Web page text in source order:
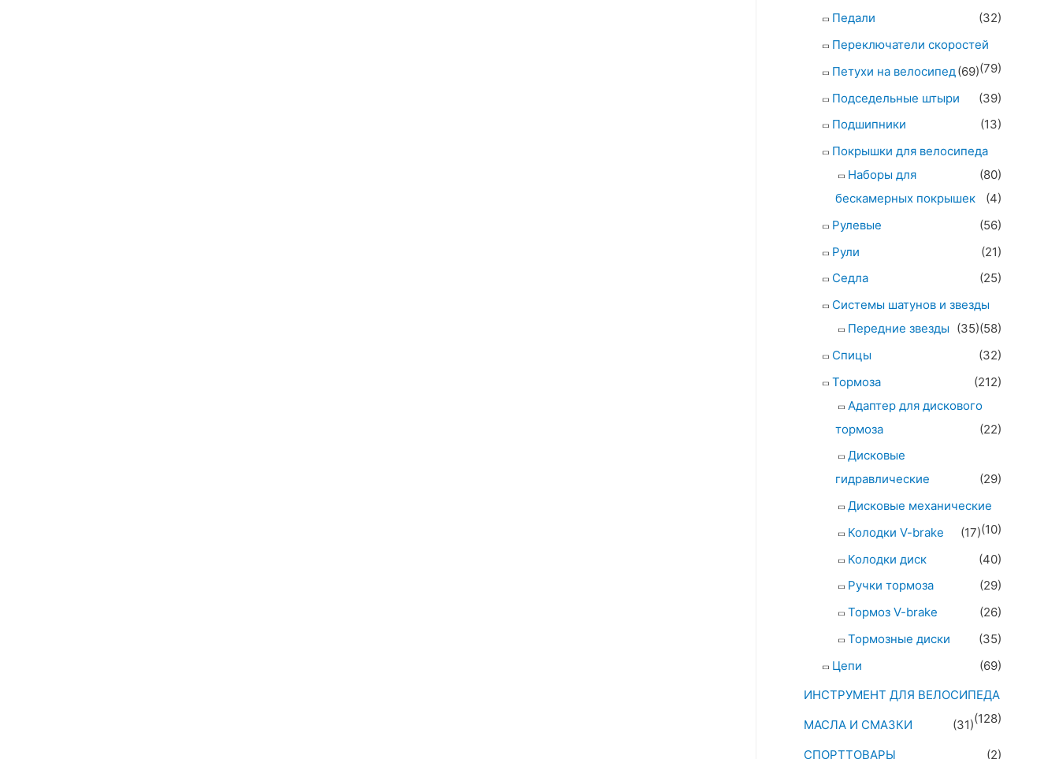
Педали
(32)
Переключатели скоростей
(79)
Петухи на велосипед(69)
Подседельные штыри
(39)
Подшипники
(13)
Покрышки для велосипеда
(80)
Наборы для
бескамерных покрышек
(4)
Рулевые
(56)
Рули
(21)
Седла
(25)
Системы шатунов и звезды
(58)
Передние звезды (35)
Спицы
(32)
Тормоза
(212)
Адаптер для дискового
тормоза
(22)
Дисковые
гидравлические
(29)
Дисковые механические
(10)
Колодки V-brake
(17)
Колодки диск
(40)
Ручки тормоза
(29)
Тормоз V-brake
(26)
Тормозные диски
(35)
Цепи
(69)
ИНСТРУМЕНТ ДЛЯ ВЕЛОСИПЕДА
(128)
МАСЛА И СМАЗКИ
(31)
СПОРТТОВАРЫ
(2)